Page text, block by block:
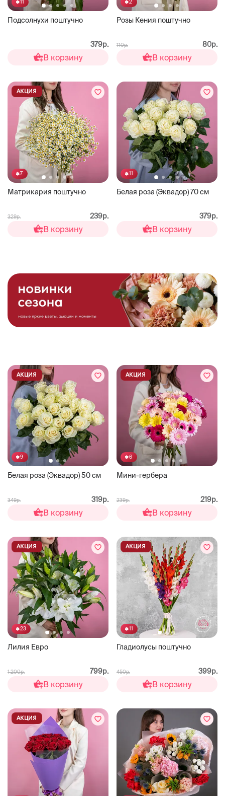
11
Подсолнухи поштучно
379р.
В корзину
2
Розы Кения поштучно
110р. 80р.
В корзину
7
Матрикария поштучно
АКЦИЯ
329р. 239р.
В корзину
11
Белая роза (Эквадор) 70 см
379р.
В корзину
9
Белая роза (Эквадор) 50 см
АКЦИЯ
349р. 319р.
В корзину
6
Мини-гербера
АКЦИЯ
239р. 219р.
В корзину
23
Лилия Евро
АКЦИЯ
1 200р. 799р.
В корзину
11
Гладиолусы поштучно
АКЦИЯ
450р. 399р.
В корзину
АКЦИЯ